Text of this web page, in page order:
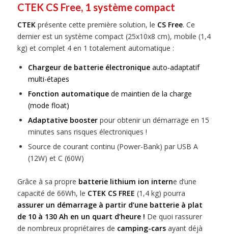
CTEK CS Free, 1 système compact
CTEKprésente cette première solution, le CS Free. Ce
dernier est un système compact (25x10x8 cm), mobile (1,4
kg) et complet 4 en 1 totalement automatique :
Chargeur de batterie électroniqueauto-adaptatif
multi-étapes
Fonction automatiquede maintien de la charge
(mode float)
Adaptative boosterpour obtenir un démarrage en 15
minutes sans risques électroniques !
Source de courant continu (Power-Bank) par USB A
(12W) et C (60W)
Grâce à sa propre batterie lithium ion interne d’une
capacité de 66Wh, le CTEK CS FREE (1,4 kg) pourra
assurer un démarrage à partir d’une batterie à plat
de 10 à 130 Ah en un quart d’heure ! De quoi rassurer
de nombreux propriétaires de camping-carsayant déjà